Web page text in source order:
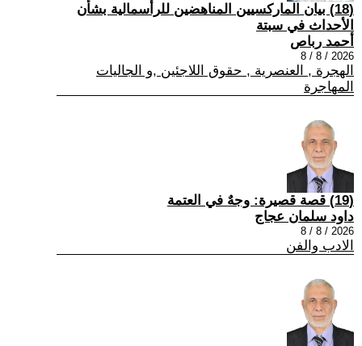
(18) بيان الماركسيين المناهضين للرأسمالية بشأن
الأحداث في سبتة
أحمد رباص
2026 / 8 / 8
الهجرة , العنصرية , حقوق اللاجئين ,و الجاليات
المهاجرة
(19) قصة قصيرة: وجهٌ في العتمة
داود سلمان عجاج
2026 / 8 / 8
الادب والفن